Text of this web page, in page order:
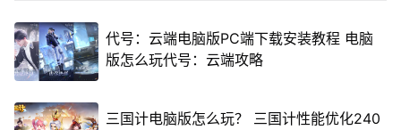
代号：云端电脑版PC端下载安装教程 电脑
版怎么玩代号：云端攻略
三国计电脑版怎么玩？ 三国计性能优化240